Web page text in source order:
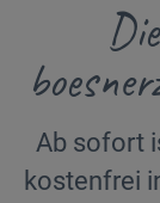
Ab sofort
kostenfrei